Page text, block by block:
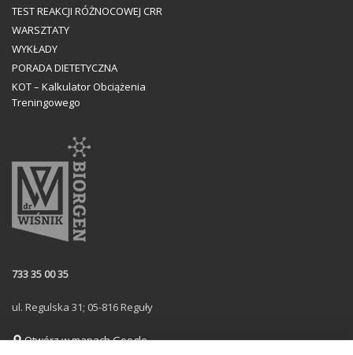
TEST REAKCJI RÓŻNOCOWEJ CRR
WARSZTATY
WYKŁADY
PORADA DIETETYCZNA
KOT – Kalkulator Obciążenia
Treningowego
733 35 00 35
ul. Regulska 31; 05-816 Reguły
Otwórz w mapach Google